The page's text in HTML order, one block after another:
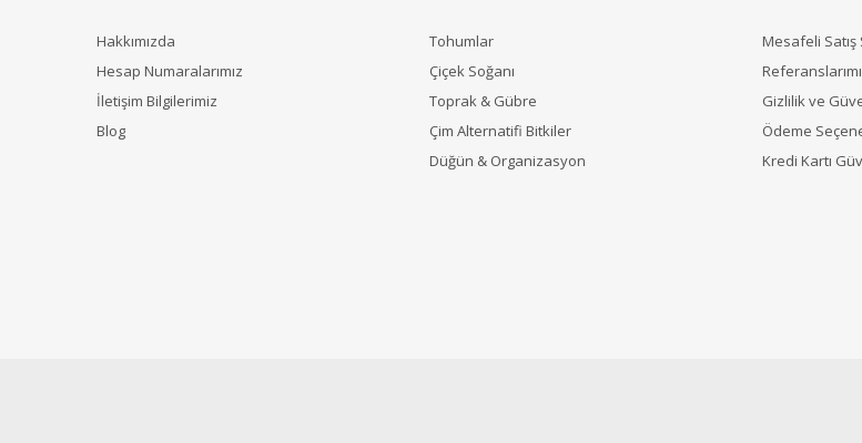
Hakkımızda
Hesap Numaralarımız
İletişim Bilgilerimiz
Blog
Tohumlar
Çiçek Soğanı
Toprak & Gübre
Çim Alternatifi Bitkiler
Düğün & Organizasyon
Mesafeli Satış
Gizlilik ve
Ödeme
Kredi Kartı